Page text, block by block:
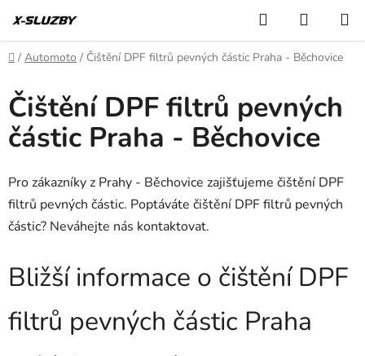
na
obsah
Hledat
KOŠÍK
Domů
/ Automoto / Čištění DPF filtrů pevných částic Praha - Běchovice
Čištění DPF filtrů pevných
částic Praha - Běchovice
Pro zákazníky z Prahy - Běchovice zajišťujeme čištění DPF
filtrů pevných částic. Poptáváte čištění DPF filtrů pevných
částic? Neváhejte nás kontaktovat.
Bližší informace o čištění DPF
filtrů pevných částic Praha